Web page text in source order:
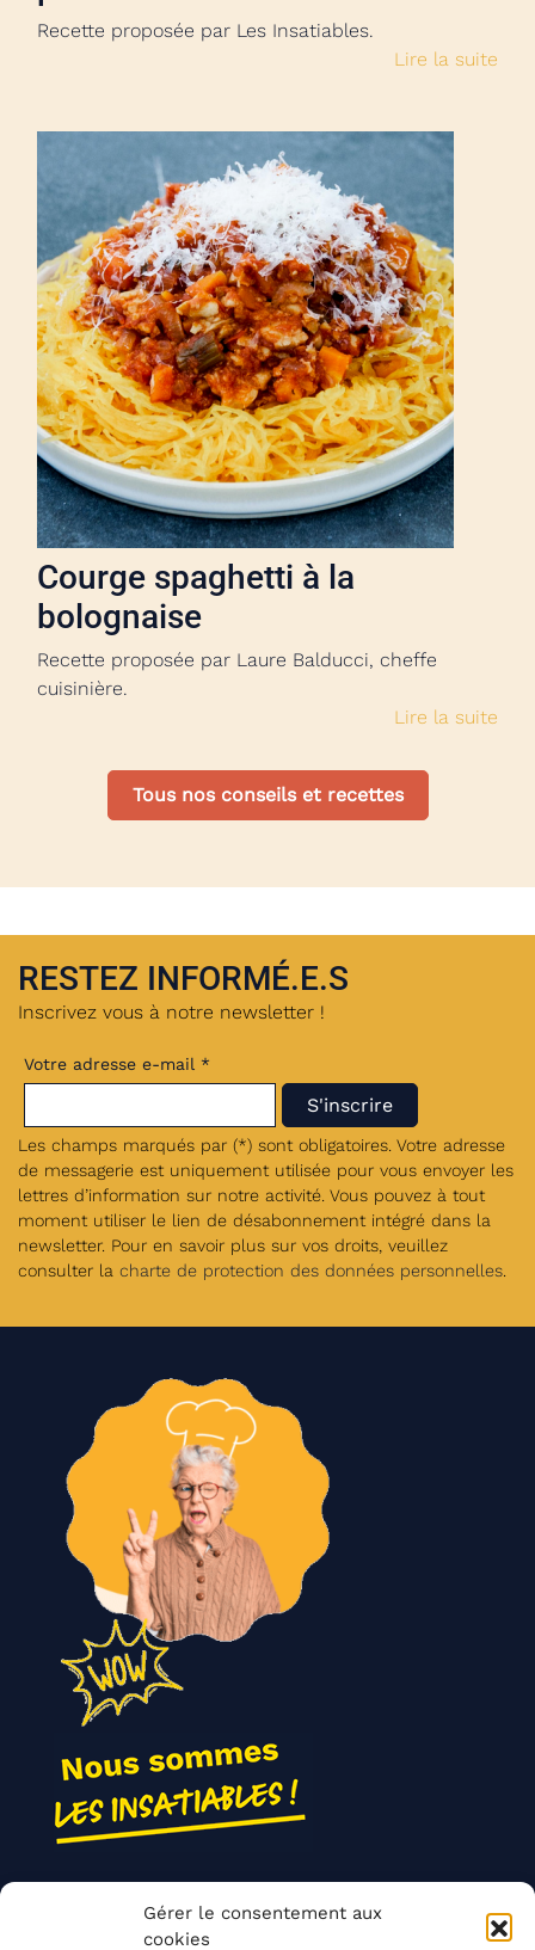
Gérer le consentement aux
cookies
Recette proposée par Les Insatiables.
Lire la suite
Courge spaghetti à la
bolognaise
Recette proposée par Laure Balducci, cheffe
cuisinière.
Lire la suite
Tous nos conseils et recettes
RESTEZ INFORMÉ.E.S
Inscrivez vous à notre newsletter !
Votre adresse e-mail *
Les champs marqués par (*) sont obligatoires. Votre adresse
de messagerie est uniquement utilisée pour vous envoyer les
lettres d’information sur notre activité. Vous pouvez à tout
moment utiliser le lien de désabonnement intégré dans la
newsletter. Pour en savoir plus sur vos droits, veuillez
consulter la charte de protection des données personnelles